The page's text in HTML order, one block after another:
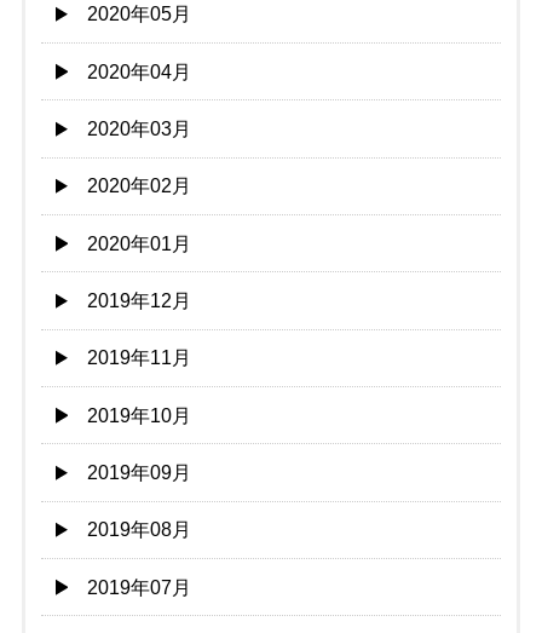
2020年05月
2020年04月
2020年03月
2020年02月
2020年01月
2019年12月
2019年11月
2019年10月
2019年09月
2019年08月
2019年07月